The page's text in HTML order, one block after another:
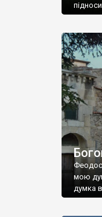
мою
думка